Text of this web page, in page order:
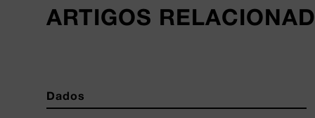
ARTIGOS
Dados